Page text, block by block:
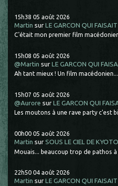
15h38 05 août 2026
Martin surLE GARCON QUI
C'était mon premier film
15h08 05 août 2026
@Martin surLE GARCON QUI
Ah tant mieux ! Un film
15h07 05 août 2026
@Aurore surLE GARCON QUI
Les moutons à une rave party c'est
00h00 05 août 2026
Martin surSOUS LE CIEL DE KYOTO
Mouais... beaucoup trop de pathos à
22h50 04 août 2026
Martin surLE GARCON QUI